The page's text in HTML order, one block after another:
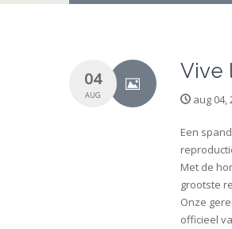
04
AUG
Vive
aug 04,
Een
Met de
grootste
Onze
officieel